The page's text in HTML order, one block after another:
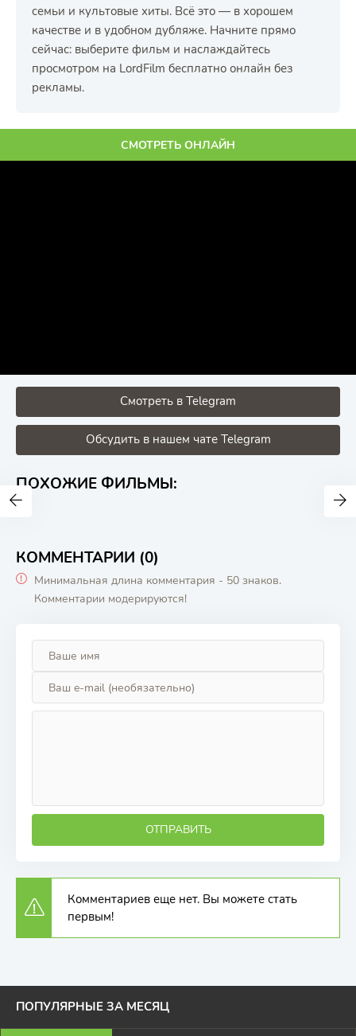
семьи и культовые хиты. Всё это — в хорошем
качестве и в удобном дубляже. Начните прямо
сейчас: выберите фильм и наслаждайтесь
просмотром на LordFilm бесплатно онлайн без
рекламы.
СМОТРЕТЬ ОНЛАЙН
Смотреть в Telegram
Обсудить в нашем чате Telegram
ПОХОЖИЕ ФИЛЬМЫ:
КОММЕНТАРИИ (0)
Минимальная длина комментария - 50 знаков.
Комментарии модерируются!
ОТПРАВИТЬ
Комментариев еще нет. Вы можете стать
первым!
ПОПУЛЯРНЫЕ ЗА МЕСЯЦ